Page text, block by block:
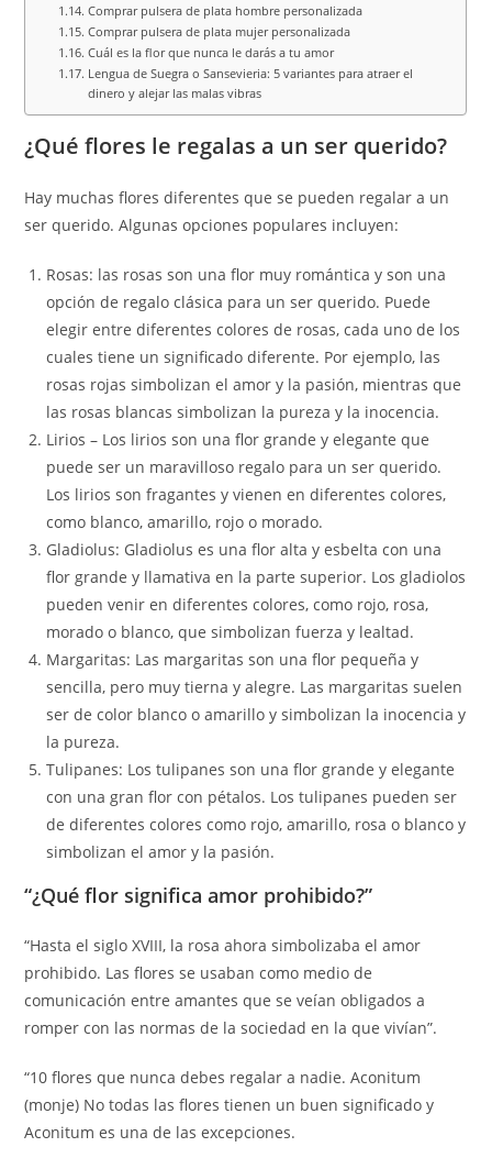
Comprar pulsera de plata hombre personalizada
Comprar pulsera de plata mujer personalizada
Cuál es la flor que nunca le darás a tu amor
Lengua de Suegra o Sansevieria: 5 variantes para atraer el
dinero y alejar las malas vibras
¿Qué flores le regalas a un ser querido?
Hay muchas flores diferentes que se pueden regalar a un
ser querido. Algunas opciones populares incluyen:
Rosas: las rosas son una flor muy romántica y son una
opción de regalo clásica para un ser querido. Puede
elegir entre diferentes colores de rosas, cada uno de los
cuales tiene un significado diferente. Por ejemplo, las
rosas rojas simbolizan el amor y la pasión, mientras que
las rosas blancas simbolizan la pureza y la inocencia.
Lirios – Los lirios son una flor grande y elegante que
puede ser un maravilloso regalo para un ser querido.
Los lirios son fragantes y vienen en diferentes colores,
como blanco, amarillo, rojo o morado.
Gladiolus: Gladiolus es una flor alta y esbelta con una
flor grande y llamativa en la parte superior. Los gladiolos
pueden venir en diferentes colores, como rojo, rosa,
morado o blanco, que simbolizan fuerza y ​​​​lealtad.
Margaritas: Las margaritas son una flor pequeña y
sencilla, pero muy tierna y alegre. Las margaritas suelen
ser de color blanco o amarillo y simbolizan la inocencia y
la pureza.
Tulipanes: Los tulipanes son una flor grande y elegante
con una gran flor con pétalos. Los tulipanes pueden ser
de diferentes colores como rojo, amarillo, rosa o blanco y
simbolizan el amor y la pasión.
“¿Qué flor significa amor prohibido?”
“Hasta el siglo XVIII, la rosa ahora simbolizaba el amor
prohibido. Las flores se usaban como medio de
comunicación entre amantes que se veían obligados a
romper con las normas de la sociedad en la que vivían”.
“10 flores que nunca debes regalar a nadie. Aconitum
(monje) No todas las flores tienen un buen significado y
Aconitum es una de las excepciones.